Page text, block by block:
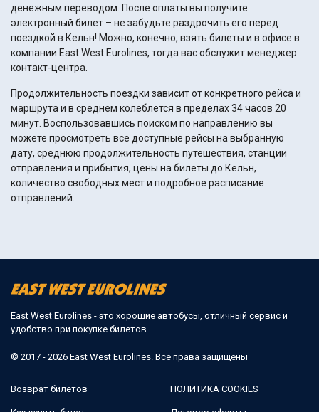
денежным переводом. После оплаты вы получите
электронный билет – не забудьте раздрочить его перед
поездкой в Кельн! Можно, конечно, взять билеты и в офисе в
компании East West Eurolines, тогда вас обслужит менеджер
контакт-центра.
Продолжительность поездки зависит от конкретного рейса и
маршрута и в среднем колеблется в пределах 34 часов 20
минут. Воспользовавшись поиском по направлению вы
можете просмотреть все доступные рейсы на выбранную
дату, среднюю продолжительность путешествия, станции
отправления и прибытия, цены на билеты до Кельн,
количество свободных мест и подробное расписание
отправлений.
East West Eurolines - это хорошие автобусы, отличный сервис и
удобство при покупке билетов
© 2017 - 2026 East West Eurolines. Все права защищены
Возврат билетов ПОЛИТИКА COOKIES